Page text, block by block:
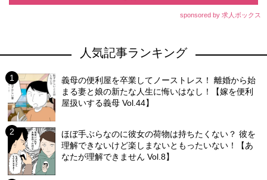
sponsored by 求人ボックス
人気記事ランキング
義母の便利屋を卒業してノーストレス！ 離婚から始
まる妻と娘の新たな人生に悔いはなし！【嫁を便利
屋扱いする義母 Vol.44】
ほぼ手ぶらなのに彼女の荷物は持ちたくない？ 彼を
理解できないけど楽しまないともったいない！【あ
なたが理解できません Vol.8】